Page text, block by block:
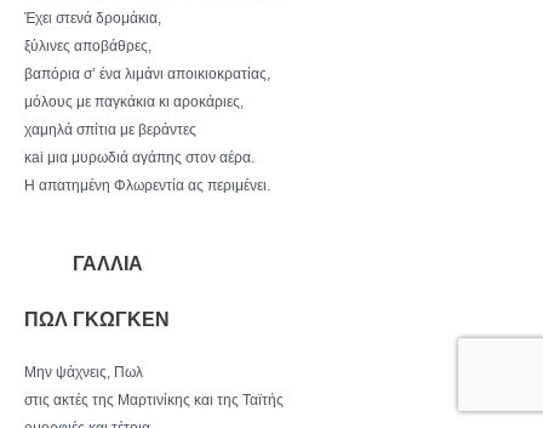
Έχει στενά δρομάκια,
ξύλινες αποβάθρες,
βαπόρια σ’ ένα λιμάνι αποικιοκρατίας,
μόλους με παγκάκια κι αροκάριες,
χαμηλά σπίτια με βεράντες
κai μια μυρωδιά αγάπης στον αέρα.
Η απατημένη Φλωρεντία ας περιμένει.
ΓΑΛΛΙΑ
ΠΩΛ ΓΚΩΓΚΕΝ
Μην ψάχνεις, Πωλ
στις ακτές της Μαρτινίκης και της Ταϊτής